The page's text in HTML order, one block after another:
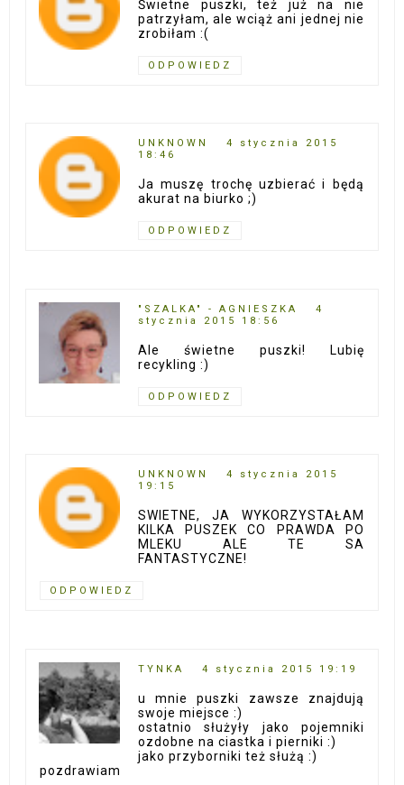
Świetne puszki, też już na nie
patrzyłam, ale wciąż ani jednej nie
zrobiłam :(
ODPOWIEDZ
UNKNOWN
4 stycznia 2015
18:46
Ja muszę trochę uzbierać i będą
akurat na biurko ;)
ODPOWIEDZ
"SZALKA" - AGNIESZKA
4
stycznia 2015 18:56
Ale świetne puszki! Lubię
recykling :)
ODPOWIEDZ
UNKNOWN
4 stycznia 2015
19:15
SWIETNE, JA WYKORZYSTAŁAM
KILKA PUSZEK CO PRAWDA PO
MLEKU ALE TE SA
FANTASTYCZNE!
ODPOWIEDZ
TYNKA 4 stycznia 2015 19:19
u mnie puszki zawsze znajdują
swoje miejsce :)
ostatnio służyły jako pojemniki
ozdobne na ciastka i pierniki :)
jako przyborniki też służą :)
pozdrawiam